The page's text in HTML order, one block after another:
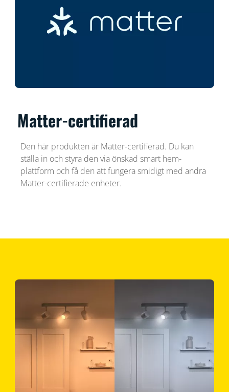
Matter-certifierad
Den här produkten är Matter-certifierad. Du kan
ställa in och styra den via önskad smart hem-
plattform och få den att fungera smidigt med andra
Matter-certifierade enheter.